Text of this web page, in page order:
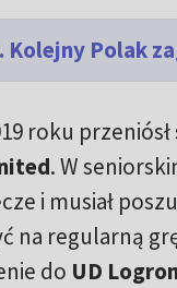
Kolejny Polak
roku przeniósł
. W
i musiał
na regularną
do UD